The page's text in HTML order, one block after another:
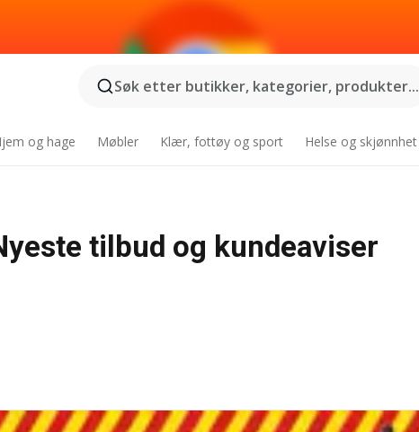
Søk etter butikker, kategorier, produkter...
og hage Møbler Klær, fottøy og sport Helse og skjønnhet
tilbud og kundeaviser